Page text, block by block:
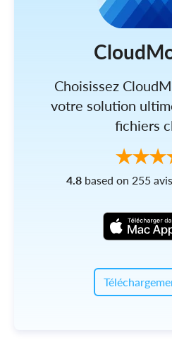
Choisissez
votre solution
fichiers
4.8based on 255